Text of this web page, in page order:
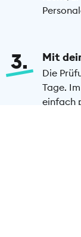
3 Mit
Die
Tage.
einfach